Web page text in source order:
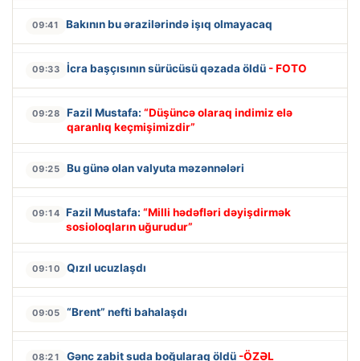
09:41 Bakının bu ərazilərində işıq olmayacaq
09:33 İcra başçısının sürücüsü qəzada öldü - FOTO
09:28 Fazil Mustafa: “Düşüncə olaraq indimiz elə
qaranlıq keçmişimizdir”
09:25 Bu günə olan valyuta məzənnələri
09:14 Fazil Mustafa: “Milli hədəfləri dəyişdirmək
sosioloqların uğurudur”
09:10 Qızıl ucuzlaşdı
09:05 “Brent” nefti bahalaşdı
08:21 Gənc zabit suda boğularaq öldü -ÖZƏL